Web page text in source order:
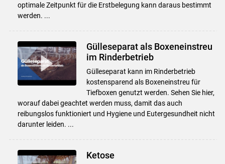
optimale Zeitpunkt für die Erstbelegung kann daraus bestimmt
werden. ...
Gülleseparat als Boxeneinstreu
im Rinderbetrieb
Gülleseparat kann im Rinderbetrieb
kostensparend als Boxeneinstreu für
Tiefboxen genutzt werden. Sehen Sie hier,
worauf dabei geachtet werden muss, damit das auch
reibungslos funktioniert und Hygiene und Eutergesundheit nicht
darunter leiden. ...
Ketose